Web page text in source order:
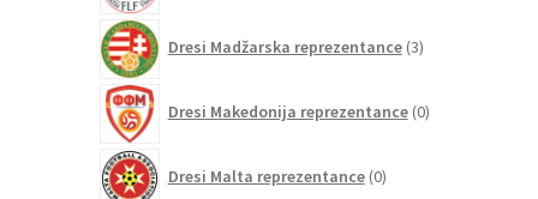
Dresi Madžarska reprezentance 3izdelki
Dresi Makedonija reprezentance 0izdelkov
Dresi Malta reprezentance 0izdelkov